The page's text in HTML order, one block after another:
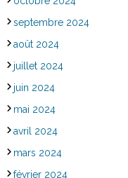
septembre 2024
août 2024
juillet 2024
juin 2024
mai 2024
avril 2024
mars 2024
février 2024